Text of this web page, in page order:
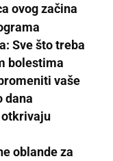
ovog začina
Sve što treba
bolestima
vaše
dana
otkrivaju
oblande za